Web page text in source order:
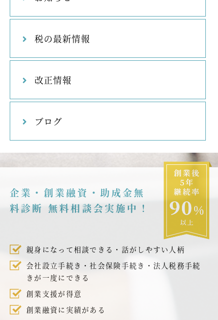
税の最新情報
改正情報
ブログ
企業・創業融資・助成金無
料診断 無料相談会実施中！
親身になって相談できる・話がしやすい人柄
会社設立手続き・社会保険手続き・法人税務手続
きが一度にできる
創業支援が得意
創業融資に実績がある